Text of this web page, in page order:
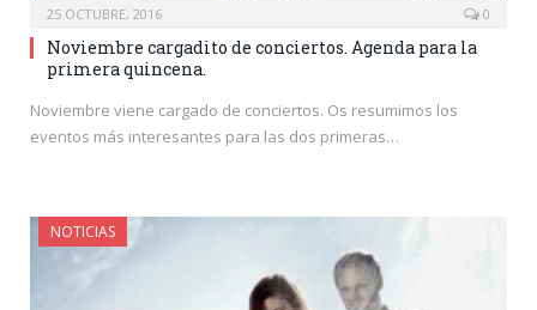
25 OCTUBRE, 2016 0
Noviembre cargadito de conciertos. Agenda para la
primera quincena.
Noviembre viene cargado de conciertos. Os resumimos los
eventos más interesantes para las dos primeras…
NOTICIAS